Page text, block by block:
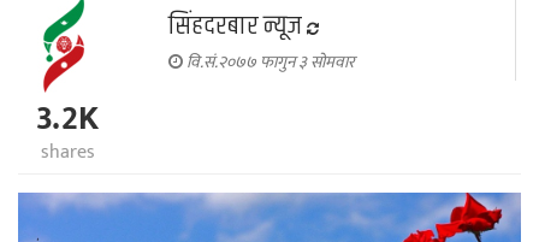
सिंहदरबार न्यूज
वि.सं.२०७७ फागुन ३ सोमवार
3.2K
shares